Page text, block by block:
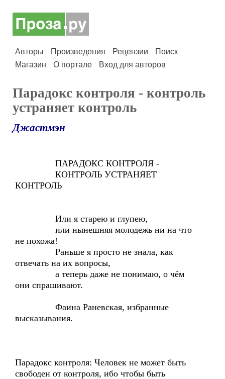
Авторы Произведения Рецензии
Поиск
Магазин
О портале Вход для авторов
Парадокс контроля - контроль
устраняет контроль
Джастмэн
ПАРАДОКС КОНТРОЛЯ -
КОНТРОЛЬ УСТРАНЯЕТ
КОНТРОЛЬ
Или я старею и глупею,
или нынешняя молодежь ни на что
не похожа!
Раньше я просто не знала, как
отвечать на их вопросы,
а теперь даже не понимаю, о чём
они спрашивают.
Фаина Раневская, избранные
высказывания.
Парадокс контроля: Человек не может быть
свободен от контроля, ибо чтобы быть